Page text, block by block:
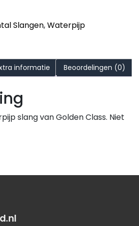
Slangen,Waterpijp
informatie Beoordelingen (0)
slang van Golden Class. Niet